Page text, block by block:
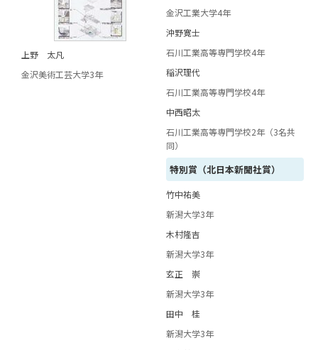
上野 太凡
金沢美術工芸大学3年
金沢工業大学4年
沖野寛士
石川工業高等専門学校4年
稲沢理代
石川工業高等専門学校4年
中西昭太
石川工業高等専門学校2年（3名共
同）
特別賞（北日本新聞社賞）
竹中祐美
新潟大学3年
木村隆吉
新潟大学3年
玄正 崇
新潟大学3年
田中 桂
新潟大学3年